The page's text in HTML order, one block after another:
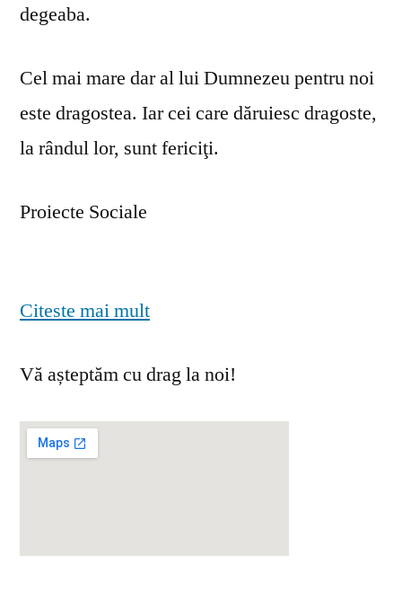
degeaba.
Cel mai mare dar al lui Dumnezeu pentru noi
este dragostea. Iar cei care dăruiesc dragoste,
la rândul lor, sunt fericiţi.
Proiecte Sociale
Citeste mai mult
Vă așteptăm cu drag la noi!